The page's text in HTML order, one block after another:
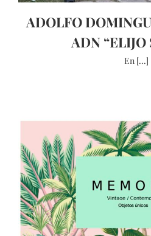
ADOLFO
ADN “ELIJO
En [...]